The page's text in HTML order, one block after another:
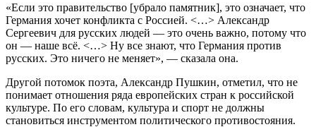
«Если это правительство [убрало памятник], это означает, что
Германия хочет конфликта с Россией. <…> Александр
Сергеевич для русских людей — это очень важно, потому что
он — наше всё. <…> Ну все знают, что Германия против
русских. Это ничего не меняет», — сказала она.
Другой потомок поэта, Александр Пушкин, отметил, что не
понимает отношения ряда европейских стран к российской
культуре. По его словам, культура и спорт не должны
становиться инструментом политического противостояния.